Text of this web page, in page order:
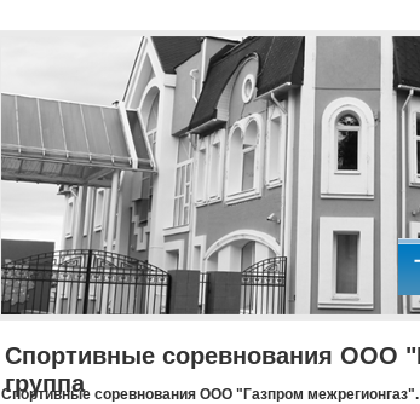
Спортивные соревнования ООО
группа
Спортивные соревнования ООО "Газпром межрегионгаз".